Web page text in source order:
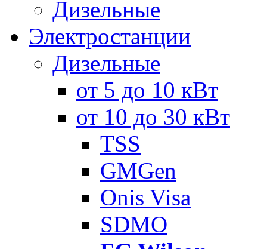
Дизельные
Электростанции
Дизельные
от 5 до 10 кВт
от 10 до 30 кВт
TSS
GMGen
Onis Visa
SDMO